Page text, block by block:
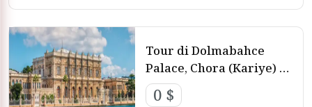
Tour di Dolmabahce
Palace, Chora (Kariye) e
Pierre Loti
0 $